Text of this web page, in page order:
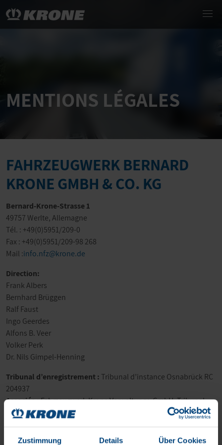
Zustimmung Details Über Cookies
MENTIONS LÉGALES
FAHRZEUGWERK BERNARD
KRONE GMBH & CO. KG
Bernard-Krone-Strasse 1
49757 Werlte, Allemagne
Tél. : +49(0)5951/209-0
Fax : +49(0)5951/209-98 268
Mail :info.nfz@krone.de
Direction:
Frank Albers
Bernhard Brüggen
Ralf Faust
Ingo Geerdes
Alfons B. Veer
Volker Perk
Dr. Nils Gimpel-Henning
Tribunal d’enregistrement :Tribunal d’instance Osnabrück RC
204937
Associée :Fahrzeugwerk Krone Verwaltungs-GmbH, Tribunal
d’instance Osnabrück HRB 210084